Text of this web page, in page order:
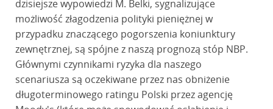
dzisiejsze wypowiedzi M. Belki, sygnalizujące
możliwość złagodzenia polityki pieniężnej w
przypadku znaczącego pogorszenia koniunktury
zewnętrznej, są spójne z naszą prognozą stóp NBP.
Głównymi czynnikami ryzyka dla naszego
scenariusza są oczekiwane przez nas obniżenie
długoterminowego ratingu Polski przez agencję